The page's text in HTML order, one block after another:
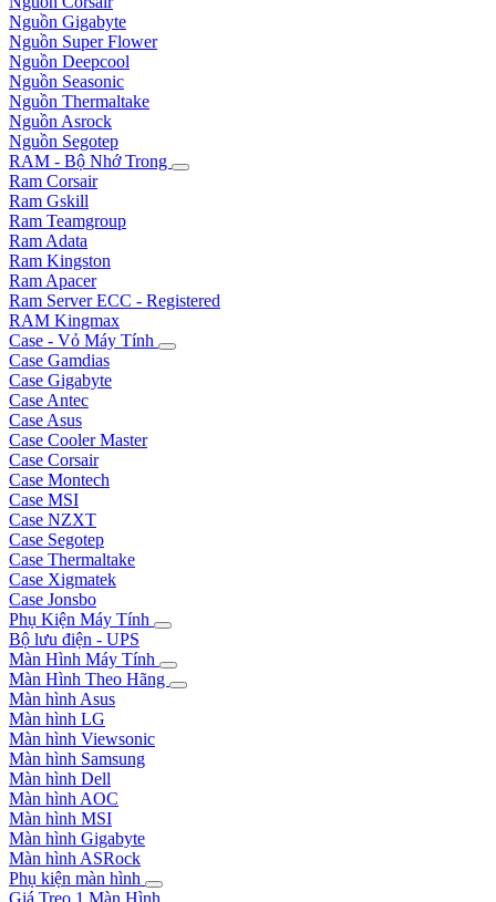
Nguồn Gigabyte
Nguồn Super Flower
Nguồn Deepcool
Nguồn Seasonic
Nguồn Thermaltake
Nguồn Asrock
Nguồn Segotep
RAM - Bộ Nhớ Trong
Ram Corsair
Ram Gskill
Ram Teamgroup
Ram Adata
Ram Kingston
Ram Apacer
Ram Server ECC - Registered
RAM Kingmax
Case - Vỏ Máy Tính
Case Gamdias
Case Gigabyte
Case Antec
Case Asus
Case Cooler Master
Case Corsair
Case Montech
Case MSI
Case NZXT
Case Segotep
Case Thermaltake
Case Xigmatek
Case Jonsbo
Phụ Kiện Máy Tính
Bộ lưu điện - UPS
Màn Hình Máy Tính
Màn Hình Theo Hãng
Màn hình Asus
Màn hình LG
Màn hình Viewsonic
Màn hình Samsung
Màn hình Dell
Màn hình AOC
Màn hình MSI
Màn hình Gigabyte
Màn hình ASRock
Phụ kiện màn hình
Giá Treo 1 Màn Hình